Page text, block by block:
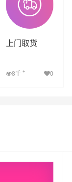
上门取货
8千 + 0